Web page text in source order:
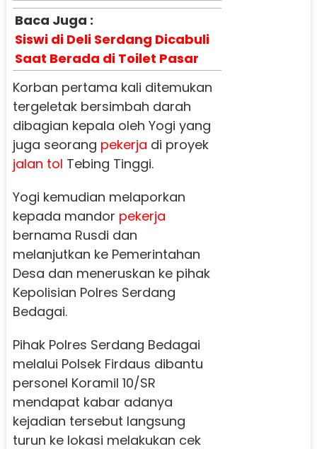
Baca Juga :
Siswi di Deli Serdang Dicabuli
Saat Berada di Toilet Pasar
Korban pertama kali ditemukan
tergeletak bersimbah darah
dibagian kepala oleh Yogi yang
juga seorang pekerja di proyek
jalan tol Tebing Tinggi.
Yogi kemudian melaporkan
kepada mandor pekerja
bernama Rusdi dan
melanjutkan ke Pemerintahan
Desa dan meneruskan ke pihak
Kepolisian Polres Serdang
Bedagai.
Pihak Polres Serdang Bedagai
melalui Polsek Firdaus dibantu
personel Koramil 10/SR
mendapat kabar adanya
kejadian tersebut langsung
turun ke lokasi melakukan cek